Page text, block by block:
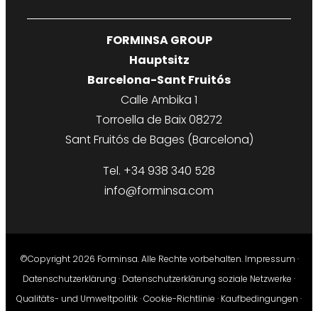
FORMINSA GROUP
Hauptsitz
Barcelona-Sant Fruitós
Calle Ambika 1
Torroella de Baix 08272
Sant Fruitós de Bages (Barcelona)
Tel. +34 938 340 528
info@forminsa.com
©Copyright 2026 Forminsa. Alle Rechte vorbehalten. Impressum ·
Datenschutzerklärung · Datenschutzerklärung soziale Netzwerke ·
Qualitäts- und Umweltpolitik·Cookie-Richtlinie · Kaufbedingungen ·